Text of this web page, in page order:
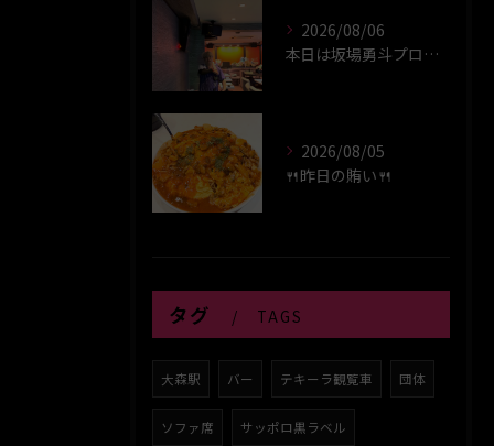
2026/08/06
本日は坂場勇斗プロプレイヤーデイ！！
2026/08/05
🍴昨日の賄い🍴
タグ TAGS
大森駅 バー テキーラ観覧車 団体
ソファ席 サッポロ黒ラベル